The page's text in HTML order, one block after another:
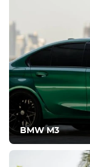
BMW M3